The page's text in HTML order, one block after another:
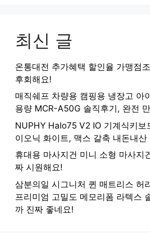
최신 글
온통대전 추가혜택 할인율 가맹점
후회해요!
매직쉐프 차량용 캠핑용 냉장고 아
용량 MCR-A50G 솔직후기, 완전
NUPHY Halo75 V2 IO 기계식키보
이오닉 화이트, 맥스 갈축 내돈내산
휴대용 마사지건 미니 소형 마사지
짜 시원해요!
삼분의일 시그니처 퀸 매트리스 허
프리미엄 고밀도 메모리폼 라텍스
까 진짜 좋네요!